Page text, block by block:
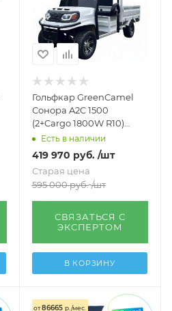
Гольфкар GreenCamel
Сонора A2C 1500
(2+Cargo 1800W R10)
пониженная
Есть в наличии
419 970 руб. /шт
Старая цена
595 000руб. /шт
СВЯЗАТЬСЯ С
ЭКСПЕРТОМ
В КОРЗИНУ
от86665 р./мес.